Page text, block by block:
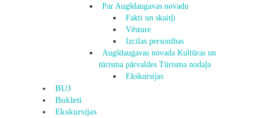
Par Augšdaugavas novadu
Fakti un skaitļi
Vēsture
Izcilas personības
Augšdaugavas novada Kultūras un
tūrisma pārvaldes Tūrisma nodaļa
Ekskursijas
BUJ
Bukleti
Ekskursijas